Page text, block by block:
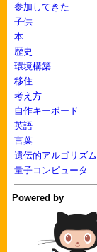
参加してきた
子供
本
歴史
環境構築
移住
考え方
自作キーボード
英語
言葉
遺伝的アルゴリズム
量子コンピュータ
Powered by